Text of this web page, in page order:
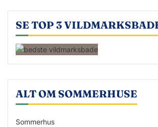
SE TOP 3
ALT OM SOMMERHUSE
Sommerhus